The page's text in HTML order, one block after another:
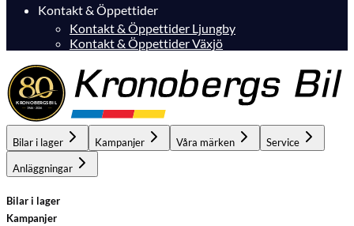
Kontakt & Öppettider
Kontakt & Öppettider Ljungby
Kontakt & Öppettider Växjö
Bilar i lager Kampanjer Våra märken Service
Anläggningar
Bilar i lager
Kampanjer